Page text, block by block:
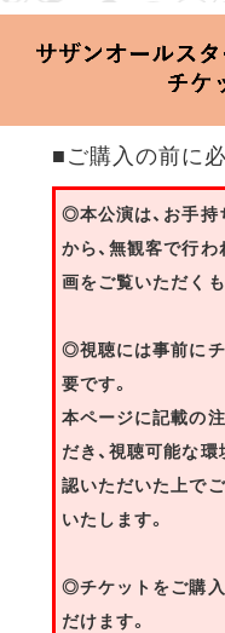
サザンオールスターズ 特
「Keep Smilin’～皆さん、
2020.06.25 Thu 20:00
■ご購入の前に
◎本公演は、お手
から、無観客で行
画をご覧いただくも
◎視聴には事前にチ
要です。
本ページに記載の
だき、視聴可能な
認いただいた上で
いたします。
◎チケットをご購
だけます。